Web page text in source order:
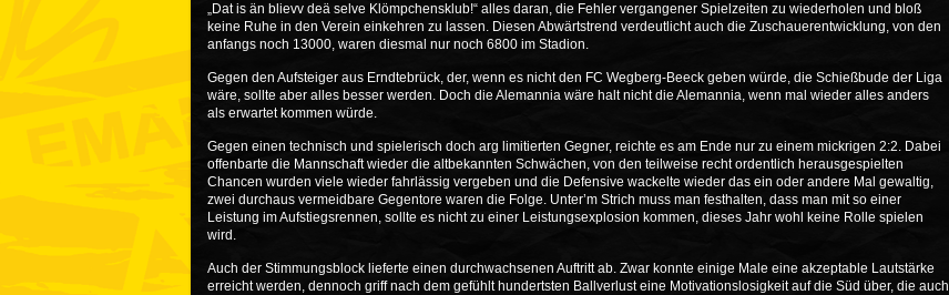
„Dat is än blievv deä selve Klömpchensklub!“ alles daran, die Fehler vergangener Spielzeiten zu wiederholen und bloß
keine Ruhe in den Verein einkehren zu lassen. Diesen Abwärtstrend verdeutlicht auch die Zuschauerentwicklung, von den
anfangs noch 13000, waren diesmal nur noch 6800 im Stadion.
Gegen den Aufsteiger aus Erndtebrück, der, wenn es nicht den FC Wegberg-Beeck geben würde, die Schießbude der Liga
wäre, sollte aber alles besser werden. Doch die Alemannia wäre halt nicht die Alemannia, wenn mal wieder alles anders
als erwartet kommen würde.
Gegen einen technisch und spielerisch doch arg limitierten Gegner, reichte es am Ende nur zu einem mickrigen 2:2. Dabei
offenbarte die Mannschaft wieder die altbekannten Schwächen, von den teilweise recht ordentlich herausgespielten
Chancen wurden viele wieder fahrlässig vergeben und die Defensive wackelte wieder das ein oder andere Mal gewaltig,
zwei durchaus vermeidbare Gegentore waren die Folge. Unter’m Strich muss man festhalten, dass man mit so einer
Leistung im Aufstiegsrennen, sollte es nicht zu einer Leistungsexplosion kommen, dieses Jahr wohl keine Rolle spielen
wird.
Auch der Stimmungsblock lieferte einen durchwachsenen Auftritt ab. Zwar konnte einige Male eine akzeptable Lautstärke
erreicht werden, dennoch griff nach dem gefühlt hundertsten Ballverlust eine Motivationslosigkeit auf die Süd über, die auch